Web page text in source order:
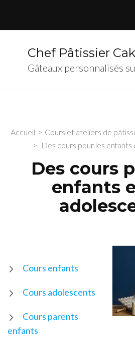
Chef Pâtissier
Gâteaux personnalisés
Accueil > Cours et ateliers de
> Des cours pour les
Des cours
enfants
Cours enfants
Cours adolescents
Cours parents
enfants